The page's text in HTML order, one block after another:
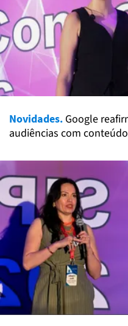
Novidades. Google
audiências com